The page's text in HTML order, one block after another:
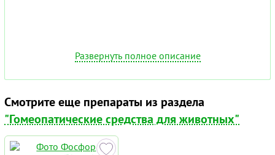
Развернуть полное описание
Смотрите еще препараты из раздела
"Гомеопатические средства для животных"